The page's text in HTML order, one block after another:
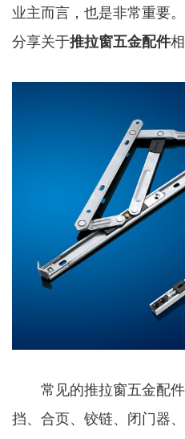
业主而言，也是非常重要
分享关于推拉窗五金配件
常见的推拉窗五金配件
挡、合页、铰链、闭门器